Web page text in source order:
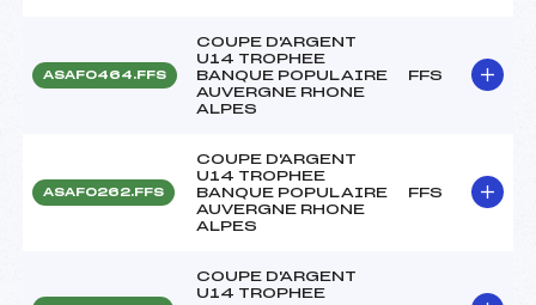
ASAF0464.FFS
COUPE D'ARGENT
U14 TROPHEE
BANQUE POPULAIRE
AUVERGNE RHONE
ALPES
FFS
ASAF0262.FFS
COUPE D'ARGENT
U14 TROPHEE
BANQUE POPULAIRE
AUVERGNE RHONE
ALPES
FFS
COUPE D'ARGENT
U14 TROPHEE